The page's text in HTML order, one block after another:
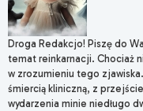
Droga Redakcjo! Piszę do
temat reinkarnacji. Chociaż
w zrozumieniu tego
śmiercią kliniczną, z
wydarzenia minie niedługo